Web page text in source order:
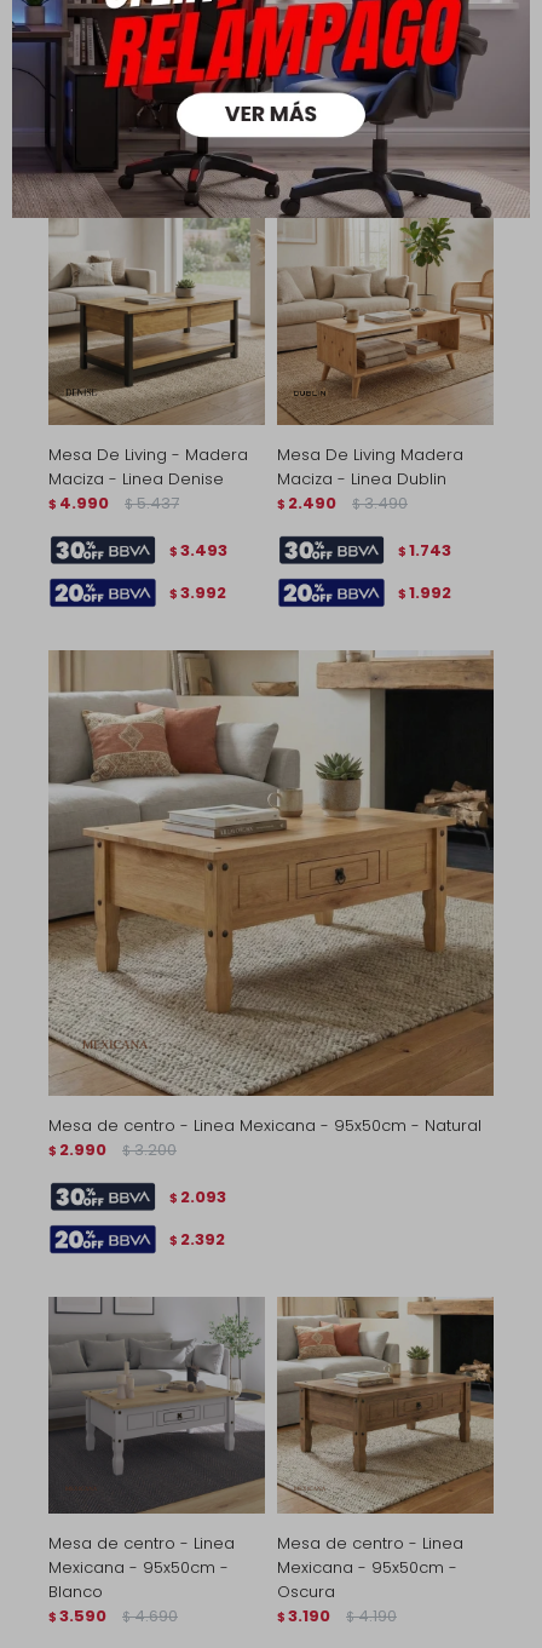
Mesa de centro Articulada
- Linea Mexicana - Natural
6.990 $ 9.790
$4.893
$5.592
Mesa de centro articulada
Nogal - Linea mexicana
$6.990 $ 9.790
4.893
$5.592
Mesa De Living - Madera
Maciza - Linea Denise
$ 4.990 $ 5.437
$ 3.493
$ 3.992
Mesa De Living Madera
Maciza - Linea Dublin
$ 2.490 $ 3.490
$ 1.743
$ 1.992
Mesa de centro - Linea Mexicana - 95x50cm - Natural
$ 2.990 $ 3.200
$ 2.093
$ 2.392
Mesa de centro - Linea
Mexicana - 95x50cm -
Blanco
$ 3.590 $ 4.690
Mesa de centro - Linea
Mexicana - 95x50cm -
Oscura
$ 3.190 $ 4.190